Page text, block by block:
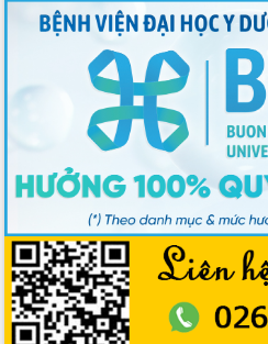
đấu có 77% xã đạt chuẩn nông thôn
mới
Chuyển đổi số 'mở đường' cho nông
nghiệp Đắk Lắk tăng trưởng bứt phá
Triển khai đồng bộ đo đạc, lập hồ sơ
địa chính, hoàn thiện cơ sở dữ liệu đất
Ứng dụng sinh trắc học - Bước tiến
trong hành trình chuyển đổi số tại Đắk
Đắk Lắk nâng cao hiệu quả công tác
Đảng từ Sổ tay đảng viên điện tử
Đắk Lắk đẩy mạnh nuôi biển công
nghệ, hướng tới phát triển thủy sản